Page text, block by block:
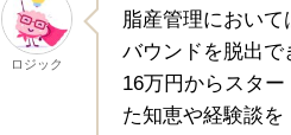
ロジック
脂産管理において
バウンドを脱出で
16万円からスタ
た知恵や経験談